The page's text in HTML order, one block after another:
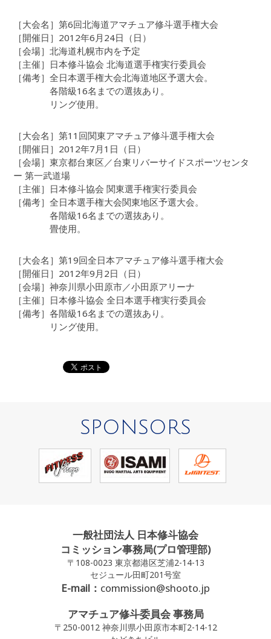
［大会名］第6回北海道アマチュア修斗選手権大会
［開催日］2012年6月24日（日）
［会場］北海道札幌市内を予定
［主催］日本修斗協会 北海道選手権実行委員会
［備考］全日本選手権大会北海道地区予選大会。
各階級16名までの選抜あり。
リング使用。
［大会名］第11回関東アマチュア修斗選手権大会
［開催日］2012年7月1日（日）
［会場］東京都台東区／台東リバーサイドスポーツセンタ
ー 第一武道場
［主催］日本修斗協会 関東選手権実行委員会
［備考］全日本選手権大会関東地区予選大会。
各階級16名までの選抜あり。
畳使用。
［大会名］第19回全日本アマチュア修斗選手権大会
［開催日］2012年9月2日（日）
［会場］神奈川県小田原市／小田原アリーナ
［主催］日本修斗協会 全日本選手権実行委員会
［備考］各階級16名までの選抜あり。
リング使用。
SPONSORS
一般社団法人 日本修斗協会
コミッション事務局(プロ管理部)
〒108-0023 東京都港区芝浦2-14-13
セジュール田町201号室
E-mail： commission@shooto.jp
アマチュア修斗委員会 事務局
〒250-0012 神奈川県小田原市本町2-14-12